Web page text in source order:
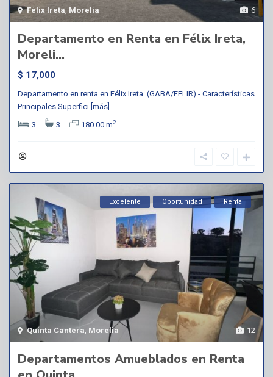
6
Félix Ireta Morelia
Departamento en Renta en Félix Ireta,
Moreli...
$ 17,000
Departamento en renta en Félix Ireta (GABA/FELIR).- Características
Principales Superfici [más]
3
3 180.00 m2
12
Quinta Cantera Morelia
Excelente Oportunidad Renta
Departamentos Amueblados en Renta